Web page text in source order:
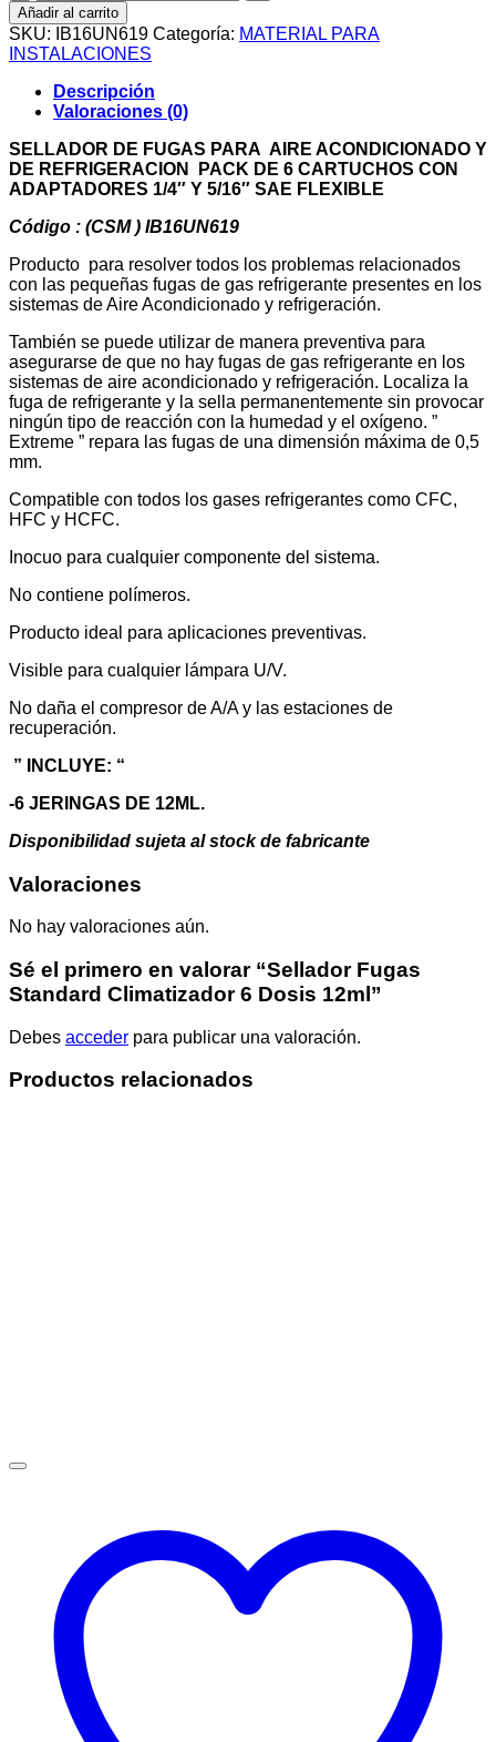
Fugas
Standard
Climatizador
6
Dosis
12ml
cantidad
Añadir al carrito
SKU: IB16UN619 Categoría: MATERIAL PARA
INSTALACIONES
Descripción
Valoraciones (0)
SELLADOR DE FUGAS PARA AIRE ACONDICIONADO Y
DE REFRIGERACION PACK DE 6 CARTUCHOS CON
ADAPTADORES 1/4″ Y 5/16″ SAE FLEXIBLE
Código : (CSM ) IB16UN619
Producto para resolver todos los problemas relacionados
con las pequeñas fugas de gas refrigerante presentes en los
sistemas de Aire Acondicionado y refrigeración.
También se puede utilizar de manera preventiva para
asegurarse de que no hay fugas de gas refrigerante en los
sistemas de aire acondicionado y refrigeración. Localiza la
fuga de refrigerante y la sella permanentemente sin provocar
ningún tipo de reacción con la humedad y el oxígeno. ”
Extreme ” repara las fugas de una dimensión máxima de 0,5
mm.
Compatible con todos los gases refrigerantes como CFC,
HFC y HCFC.
Inocuo para cualquier componente del sistema.
No contiene polímeros.
Producto ideal para aplicaciones preventivas.
Visible para cualquier lámpara U/V.
No daña el compresor de A/A y las estaciones de
recuperación.
” INCLUYE: “
-6 JERINGAS DE 12ML.
Disponibilidad sujeta al stock de fabricante
Valoraciones
No hay valoraciones aún.
Sé el primero en valorar “Sellador Fugas
Standard Climatizador 6 Dosis 12ml”
Debes acceder para publicar una valoración.
Productos relacionados